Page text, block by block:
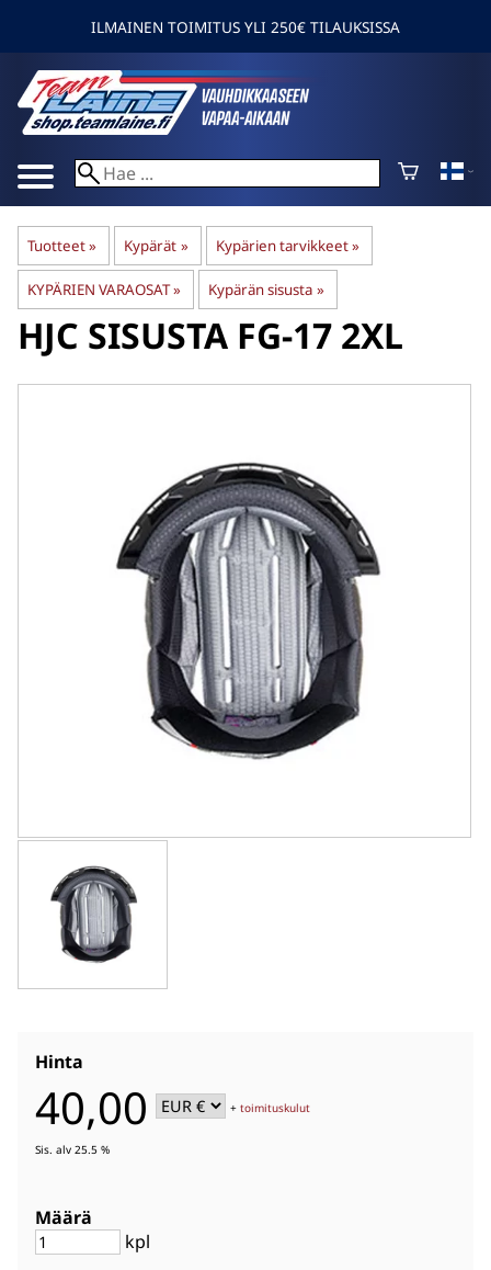
ILMAINEN TOIMITUS YLI 250€ TILAUKSISSA
Tuotteet‪» Kypärät ‪» Kypärien tarvikkeet‪»
KYPÄRIEN VARAOSAT‪» Kypärän sisusta ‪»
HJC SISUSTA FG-17 2XL
Hinta
40,00 +toimituskulut
Sis. alv 25.5 %
Määrä
kpl